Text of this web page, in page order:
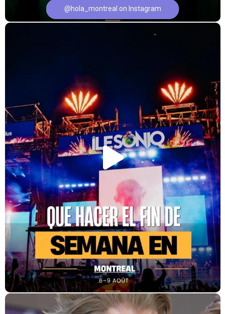
@hola_montreal on Instagram